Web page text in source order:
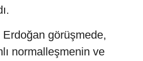
Erdoğan görüşmede,
normalleşmenin ve